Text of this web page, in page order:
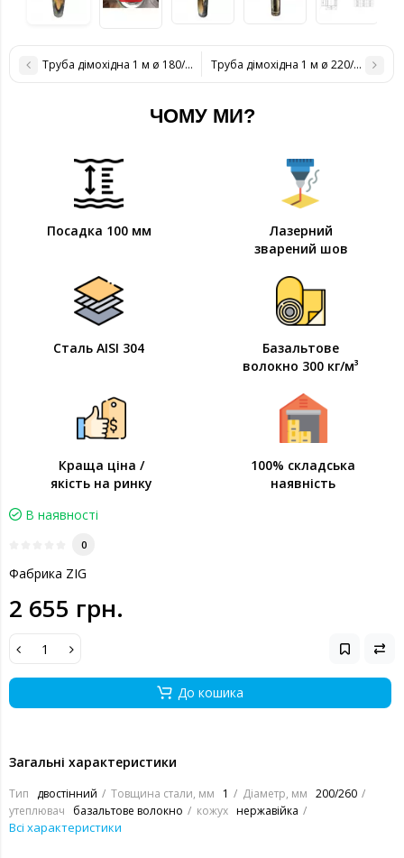
Труба дімохідна 1 м ø 180/250 н / н 1 ммТруба дімохідна 1 м ø 220/280 н / н
ЧОМУ МИ?
Посадка 100 мм
Лазерний
зварений шов
Сталь AISI 304
Базальтове
волокно 300 кг/м³
Краща ціна /
якість на ринку
100% складська
наявність
В наявності
0
Фабрика ZIG
2 655 грн.
До кошика
Загальні характеристики
Тип двостінний Товщина стали, мм 1 Діаметр, мм 200/260
утеплювач
базальтове волокно кожух нержавійка
Всі характеристики